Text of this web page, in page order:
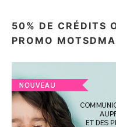
50% DE CRÉDITS
PROMO